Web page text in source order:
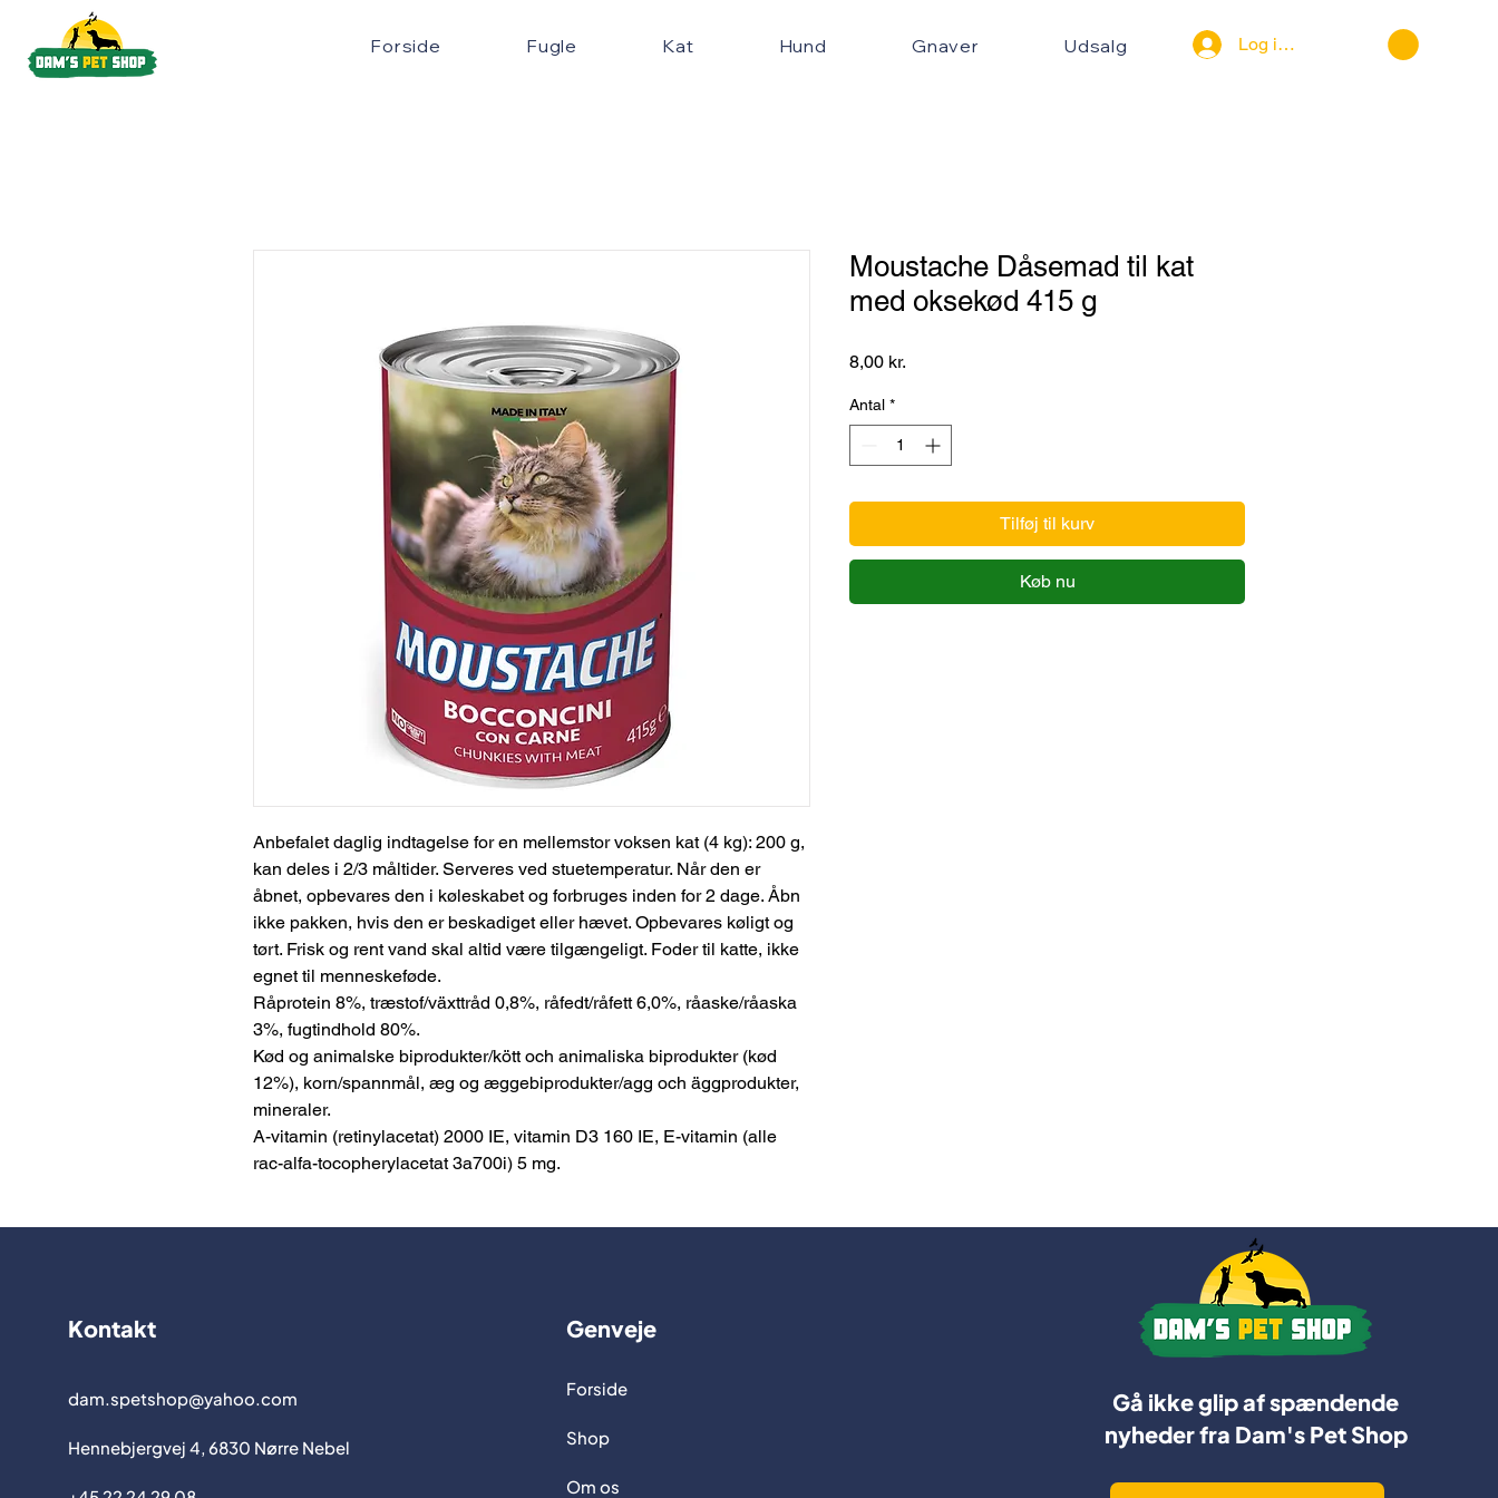
Log ind
Forside Fugle Kat Hund Gnaver Udsalg
Anbefalet daglig indtagelse for en mellemstor voksen kat (4 kg): 200 g,
kan deles i 2/3 måltider. Serveres ved stuetemperatur. Når den er
åbnet, opbevares den i køleskabet og forbruges inden for 2 dage. Åbn
ikke pakken, hvis den er beskadiget eller hævet. Opbevares køligt og
tørt. Frisk og rent vand skal altid være tilgængeligt. Foder til katte, ikke
egnet til menneskeføde.
Råprotein 8%, træstof/växttråd 0,8%, råfedt/råfett 6,0%, råaske/råaska
3%, fugtindhold 80%.
Kød og animalske biprodukter/kött och animaliska biprodukter (kød
12%), korn/spannmål, æg og æggebiprodukter/agg och äggprodukter,
mineraler.
A-vitamin (retinylacetat) 2000 IE, vitamin D3 160 IE, E-vitamin (alle
rac-alfa-tocopherylacetat 3a700i) 5 mg.
Moustache Dåsemad til kat
med oksekød 415 g
8,00 kr.
Antal *
Tilføj til kurv
Køb nu
Kontakt
dam.spetshop@yahoo.com
Hennebjergvej 4, 6830 Nørre Nebel
Genveje
Forside
Shop
Om os
Gå ikke glip af spændende
nyheder fra Dam's Pet Shop